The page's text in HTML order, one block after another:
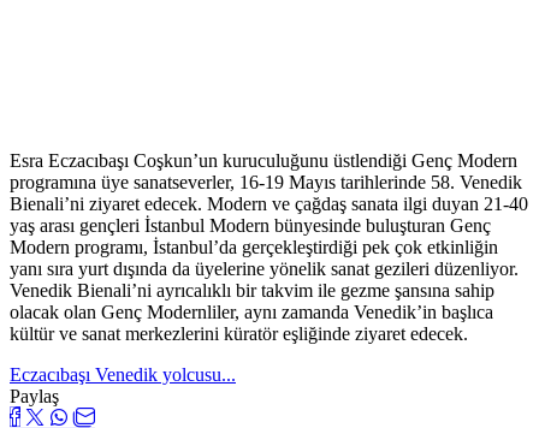
Esra Eczacıbaşı Coşkun’un kuruculuğunu üstlendiği Genç Modern
programına üye sanatseverler, 16-19 Mayıs tarihlerinde 58. Venedik
Bienali’ni ziyaret edecek. Modern ve çağdaş sanata ilgi duyan 21-40
yaş arası gençleri İstanbul Modern bünyesinde buluşturan Genç
Modern programı, İstanbul’da gerçekleştirdiği pek çok etkinliğin
yanı sıra yurt dışında da üyelerine yönelik sanat gezileri düzenliyor.
Venedik Bienali’ni ayrıcalıklı bir takvim ile gezme şansına sahip
olacak olan Genç Modernliler, aynı zamanda Venedik’in başlıca
kültür ve sanat merkezlerini küratör eşliğinde ziyaret edecek.
Eczacıbaşı Venedik yolcusu...
Paylaş